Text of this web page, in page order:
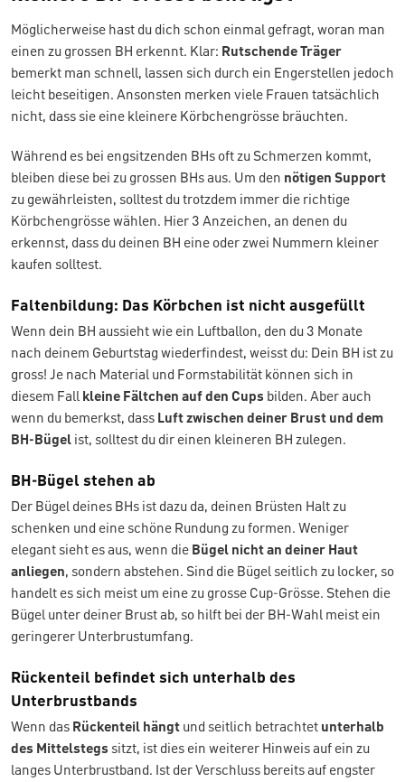
Möglicherweise hast du dich schon einmal gefragt, woran man
einen zu grossen BH erkennt. Klar: Rutschende Träger
bemerkt man schnell, lassen sich durch ein Engerstellen jedoch
leicht beseitigen. Ansonsten merken viele Frauen tatsächlich
nicht, dass sie eine kleinere Körbchengrösse bräuchten.
Während es bei engsitzenden BHs oft zu Schmerzen kommt,
bleiben diese bei zu grossen BHs aus. Um den nötigen Support
zu gewährleisten, solltest du trotzdem immer die richtige
Körbchengrösse wählen. Hier 3 Anzeichen, an denen du
erkennst, dass du deinen BH eine oder zwei Nummern kleiner
kaufen solltest.
Faltenbildung: Das Körbchen ist nicht ausgefüllt
Wenn dein BH aussieht wie ein Luftballon, den du 3 Monate
nach deinem Geburtstag wiederfindest, weisst du: Dein BH ist zu
gross! Je nach Material und Formstabilität können sich in
diesem Fall kleine Fältchen auf den Cups bilden. Aber auch
wenn du bemerkst, dass Luft zwischen deiner Brust und dem
BH-Bügel ist, solltest du dir einen kleineren BH zulegen.
BH-Bügel stehen ab
Der Bügel deines BHs ist dazu da, deinen Brüsten Halt zu
schenken und eine schöne Rundung zu formen. Weniger
elegant sieht es aus, wenn die Bügel nicht an deiner Haut
anliegen, sondern abstehen. Sind die Bügel seitlich zu locker, so
handelt es sich meist um eine zu grosse Cup-Grösse. Stehen die
Bügel unter deiner Brust ab, so hilft bei der BH-Wahl meist ein
geringerer Unterbrustumfang.
Rückenteil befindet sich unterhalb des
Unterbrustbands
Wenn das Rückenteil hängt und seitlich betrachtet unterhalb
des Mittelstegs sitzt, ist dies ein weiterer Hinweis auf ein zu
langes Unterbrustband. Ist der Verschluss bereits auf engster